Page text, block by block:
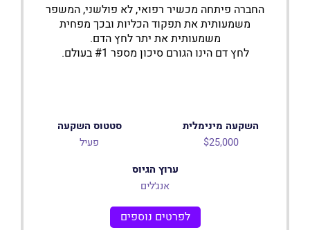
החברה פיתחה מכשיר רפואי, לא פולשני, המשפר
משמעותית את תפקוד הכליות ובכך מפחית
משמעותית את יתר לחץ הדם.
לחץ דם הינו הגורם סיכון מספר #1 בעולם.
השקעה מינימלית
$25,000
סטטוס השקעה
פעיל
ערוץ הגיוס
אנג׳לים
לפרטים נוספים